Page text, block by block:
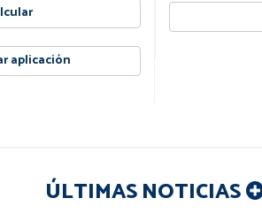
aplicación
ÚLTIMAS NOTICIAS